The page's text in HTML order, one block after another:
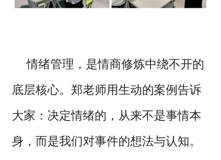
情绪管理，是情商修炼中绕不开的
底层核心。郑老师用生动的案例告诉
大家：决定情绪的，从来不是事情本
身，而是我们对事件的想法与认知。